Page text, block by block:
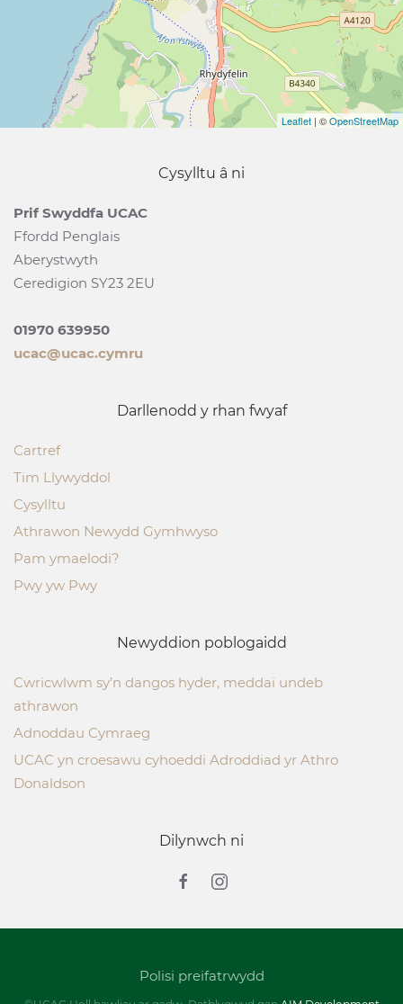
Leaflet | ©OpenStreetMap
Cysylltu â ni
Prif Swyddfa UCAC
Ffordd Penglais
Aberystwyth
Ceredigion SY23 2EU
01970 639950
ucac@ucac.cymru
Darllenodd y rhan fwyaf
Cartref
Tim Llywyddol
Cysylltu
Athrawon Newydd Gymhwyso
Pam ymaelodi?
Pwy yw Pwy
Newyddion poblogaidd
Cwricwlwm sy’n dangos hyder, meddai undeb
athrawon
Adnoddau Cymraeg
UCAC yn croesawu cyhoeddi Adroddiad yr Athro
Donaldson
Dilynwch ni
Polisi preifatrwydd